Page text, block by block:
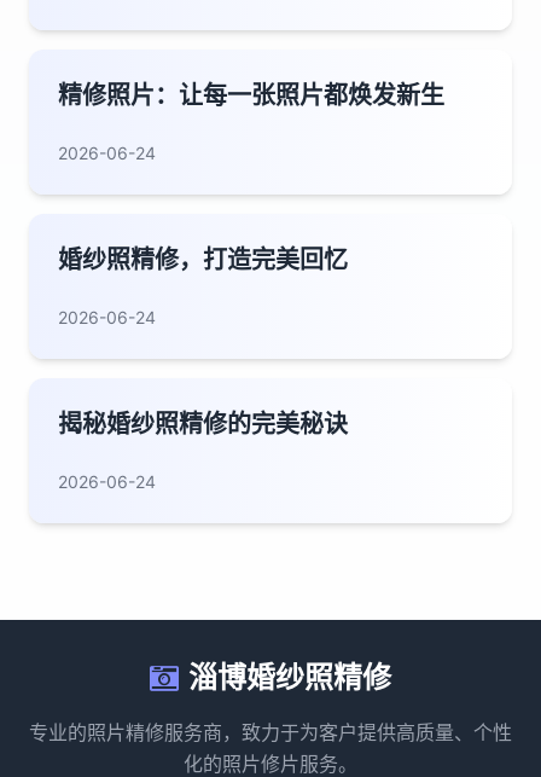
精修照片：让每一张照片都焕发新生
2026-06-24
婚纱照精修，打造完美回忆
2026-06-24
揭秘婚纱照精修的完美秘诀
2026-06-24
淄博婚纱照精修
专业的照片精修服务商，致力于为客户提供高质量、个性
化的照片修片服务。